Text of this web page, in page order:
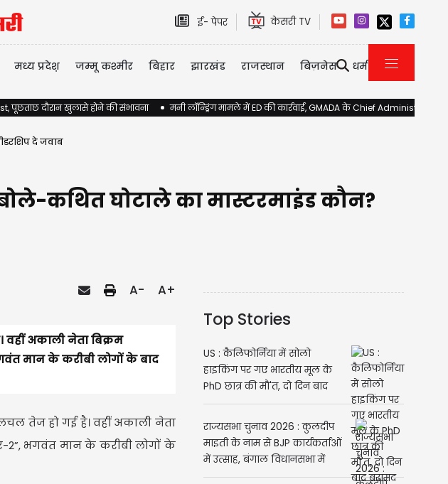
ई- पेपर केसरी TV
मध्य प्रदेश़ जम्मू कश्मीर बिहार झारखंड राजस्थान बिज़नेस धर्म
पूछताछ दौरान खुलासे होने की संभावना मनी लॉन्ड्रिंग मामले में ED की कार्रवाई, GMADA के Chief Administrator
दे जवाब
कथित घोटाले का मास्टरमाइंड कौन?
A- A+
अकाली नेता बिक्रम
मान के करीबी लोगों के बाद
तेज हो गई है। वहीं अकाली नेता
2”, भगवंत मान के करीबी लोगों के
Top Stories
US : कैलिफोर्निया में सोलो
हाइकिंग पर गए भारतीय मूल के
PhD छात्र की मौ'त, दो दिन बाद
बरामद हुआ श'व
राज्यसभा चुनाव 2026 : कुलदीप
माइती के नाम से BJP कार्यकर्ताओं
में उत्साह, बंगाल विधानसभा में
बीजेपी विधायक 207